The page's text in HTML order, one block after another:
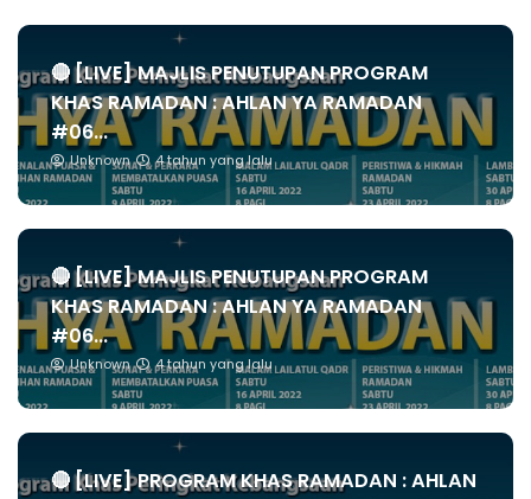
🔴 [LIVE] MAJLIS PENUTUPAN PROGRAM
KHAS RAMADAN : AHLAN YA RAMADAN
#06...
Unknown 4 tahun yang lalu
🔴 [LIVE] MAJLIS PENUTUPAN PROGRAM
KHAS RAMADAN : AHLAN YA RAMADAN
#06...
Unknown 4 tahun yang lalu
🔴 [LIVE] PROGRAM KHAS RAMADAN : AHLAN